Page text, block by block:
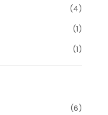
(4)
(1)
(1)
(6)